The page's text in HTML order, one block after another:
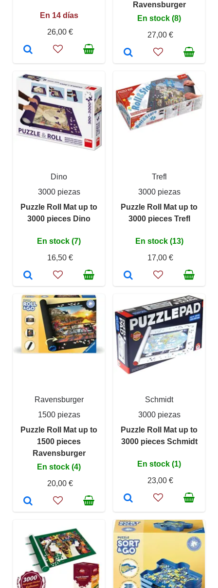
En 14 días
26,00 €
Ravensburger
En stock (8)
27,00 €
Dino
3000 piezas
Puzzle Roll Mat up to
3000 pieces Dino
En stock (7)
16,50 €
Trefl
3000 piezas
Puzzle Roll Mat up to
3000 pieces Trefl
En stock (13)
17,00 €
Ravensburger
1500 piezas
Puzzle Roll Mat up to
1500 pieces
Ravensburger
En stock (4)
20,00 €
Schmidt
3000 piezas
Puzzle Roll Mat up to
3000 pieces Schmidt
En stock (1)
23,00 €